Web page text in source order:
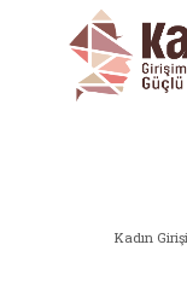
Kadın